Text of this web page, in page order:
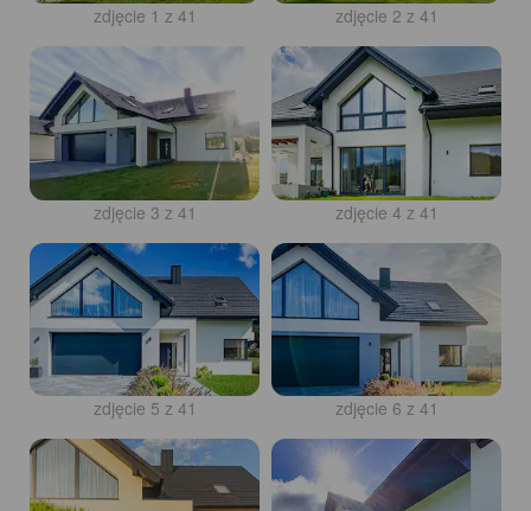
zdjęcie 1 z 41 zdjęcie 2 z 41
zdjęcie 3 z 41 zdjęcie 4 z 41
zdjęcie 5 z 41 zdjęcie 6 z 41